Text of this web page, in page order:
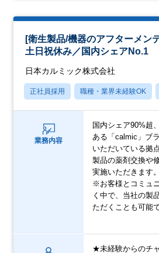
[衛生製品/機器のアフターメン
土日祝休み／国内シェアNo.1
日本カルミック株式会社
正社員採用 職種・業界未経験OK
業務内容
国内シェア90%超
ある「calmic」ブ
いただいている拠
製品の薬剤交換や
実施いただきます。
※お客様とコミュ
く中で、当社の製
ただくことも可能
★未経験からのチ